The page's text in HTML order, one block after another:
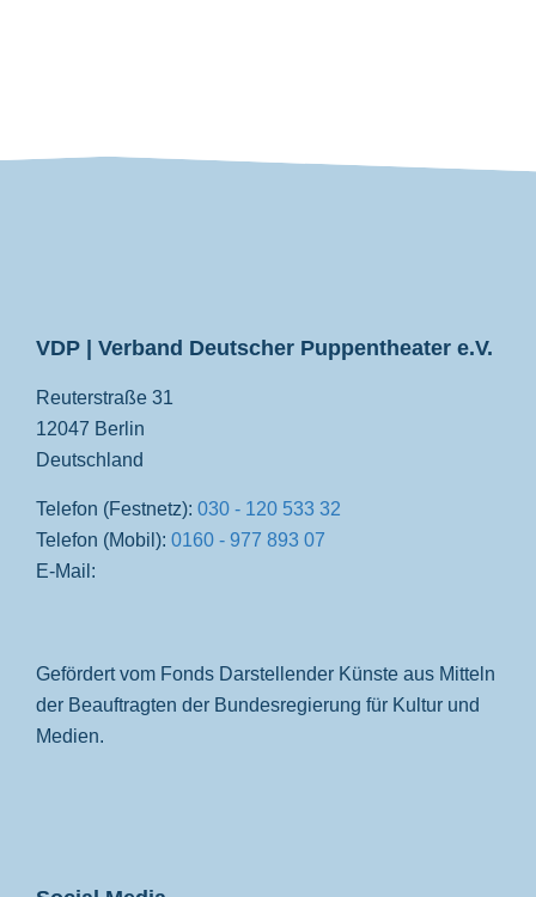
VDP | Verband Deutscher Puppentheater e.V.
Reuterstraße 31
12047 Berlin
Deutschland
Telefon (Festnetz): 030 - 120 533 32
Telefon (Mobil): 0160 - 977 893 07
E-Mail:
Gefördert vom Fonds Darstellender Künste aus Mitteln
der Beauftragten der Bundesregierung für Kultur und
Medien.